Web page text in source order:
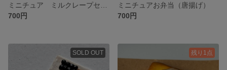
700円
ミニチュアお弁当（唐揚げ）
700円
SOLD OUT 残り1点